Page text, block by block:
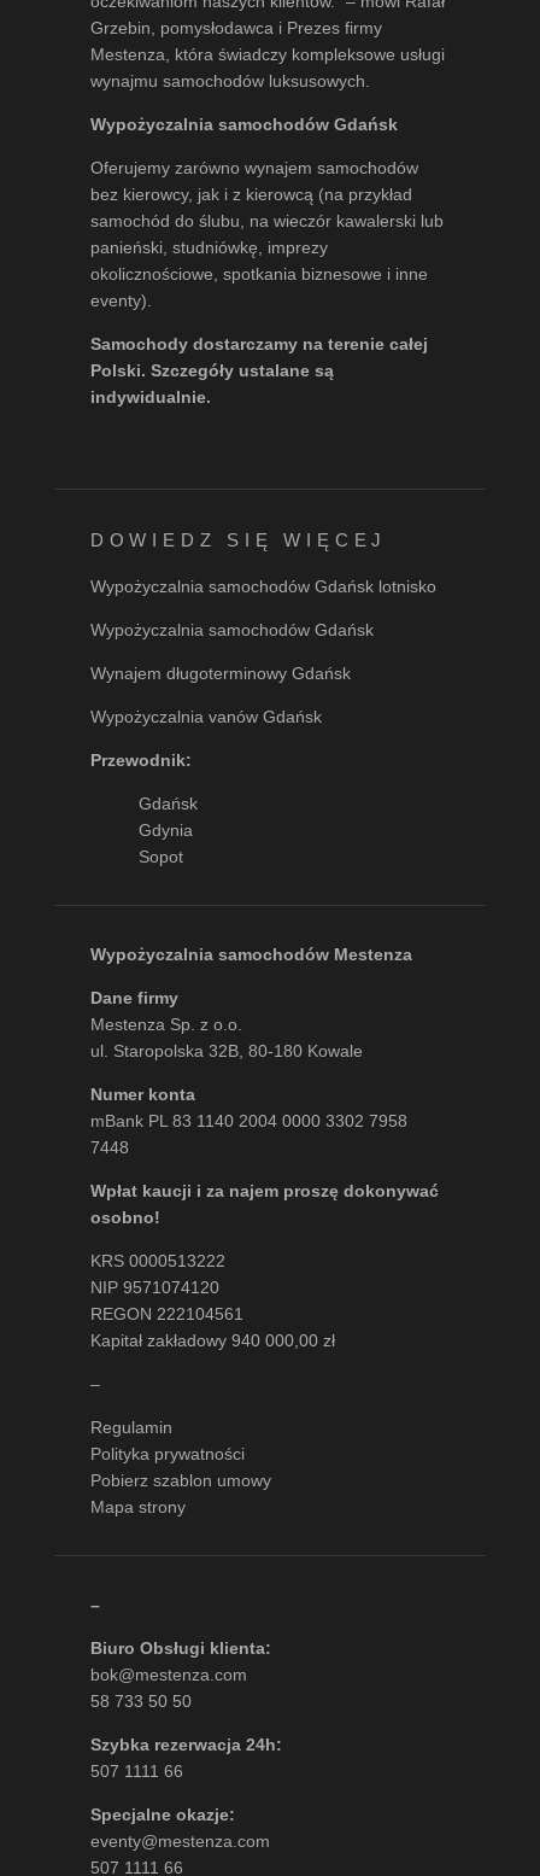
Grzebin, pomysłodawca i Prezes firmy
Mestenza, która świadczy kompleksowe usługi
wynajmu samochodów luksusowych.
Wypożyczalnia samochodów Gdańsk
Oferujemy zarówno wynajem samochodów
bez kierowcy, jak i z kierowcą (na przykład
samochód do ślubu, na wieczór kawalerski lub
panieński, studniówkę, imprezy
okolicznościowe, spotkania biznesowe i inne
eventy).
Samochody dostarczamy na terenie całej
Polski. Szczegóły ustalane są
indywidualnie.
DOWIEDZ SIĘ WIĘCEJ
Wypożyczalnia samochodów Gdańsk lotnisko
Wypożyczalnia samochodów Gdańsk
Wynajem długoterminowy Gdańsk
Wypożyczalnia vanów Gdańsk
Przewodnik:
Gdańsk
Gdynia
Sopot
Wypożyczalnia samochodów Mestenza
Dane firmy
Mestenza Sp. z o.o.
ul. Staropolska 32B, 80-180 Kowale
Numer konta
mBank PL 83 1140 2004 0000 3302 7958
7448
Wpłat kaucji i za najem proszę dokonywać
osobno!
KRS 0000513222
NIP 9571074120
REGON 222104561
Kapitał zakładowy 940 000,00 zł
–
Regulamin
Polityka prywatności
Pobierz szablon umowy
Mapa strony
–
Biuro Obsługi klienta:
bok@mestenza.com
58 733 50 50
Szybka rezerwacja 24h:
507 1111 66
Specjalne okazje:
eventy@mestenza.com
507 1111 66